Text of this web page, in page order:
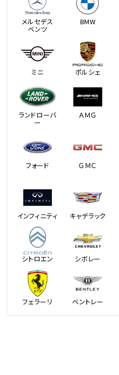
メルセデス
ベンツ
BMW
ミニ ポルシェ
ランドローバ
ー
ＡＭＧ
フォード ＧＭＣ
インフィニティ キャデラック
シトロエン シボレー
フェラーリ ベントレー